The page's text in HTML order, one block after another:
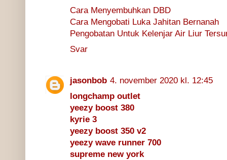
Cara Menyembuhkan DBD
Cara Mengobati Luka Jahitan Bernanah
Pengobatan Untuk Kelenjar Air Liur
Svar
jasonbob 4. november 2020 kl. 12:45
longchamp outlet
yeezy boost 380
kyrie 3
yeezy boost 350 v2
yeezy wave runner 700
supreme new york